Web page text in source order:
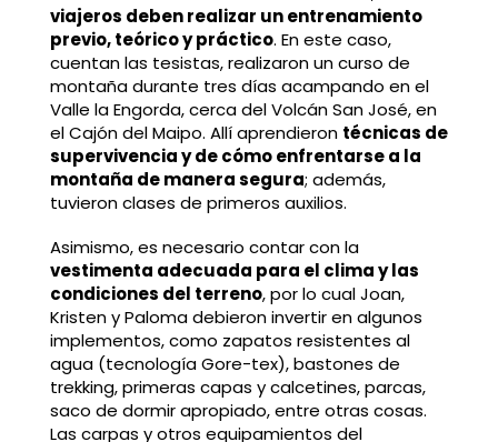
viajeros deben realizar un entrenamiento
previo, teórico y práctico. En este caso,
cuentan las tesistas, realizaron un curso de
montaña durante tres días acampando en el
Valle la Engorda, cerca del Volcán San José, en
el Cajón del Maipo. Allí aprendieron técnicas de
supervivencia y de cómo enfrentarse a la
montaña de manera segura; además,
tuvieron clases de primeros auxilios.
Asimismo, es necesario contar con la
vestimenta adecuada para el clima y las
condiciones del terreno, por lo cual Joan,
Kristen y Paloma debieron invertir en algunos
implementos, como zapatos resistentes al
agua (tecnología Gore-tex), bastones de
trekking, primeras capas y calcetines, parcas,
saco de dormir apropiado, entre otras cosas.
Las carpas y otros equipamientos del